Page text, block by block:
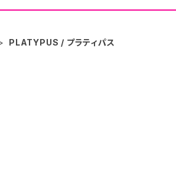
PLATYPUS / プラティパス